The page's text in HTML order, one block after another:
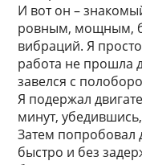
И вот он –
ровным, мощным,
вибраций. Я
работа не прошла
завелся с
Я подержал
минут,
Затем попробовал
быстро и без